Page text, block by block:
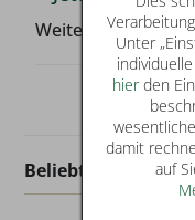
Weitere Infos
Beliebt in dieser
Unter
hierden
damit
auf